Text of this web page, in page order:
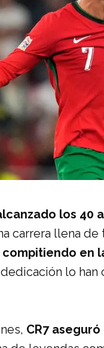
los 40
carrera llena
en
lo
CR7